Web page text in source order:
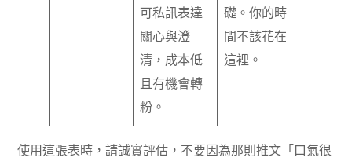
可私訊表達
關心與澄
清，成本低
且有機會轉
粉。
礎。你的時
間不該花在
這裡。
使用這張表時，請誠實評估，不要因為那則推文「口氣很